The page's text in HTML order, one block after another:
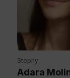
Stephy
Adara